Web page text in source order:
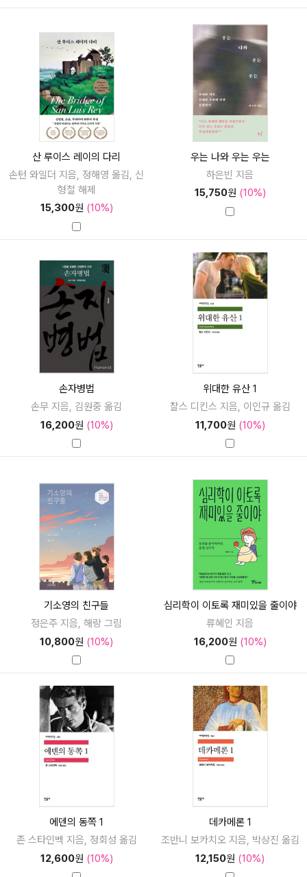
산 루이스 레이의 다리
손턴 와일더 지음, 정해영 옮김, 신
형철 해제
15,300원 (10%)
우는 나와 우는 우는
하은빈 지음
15,750원 (10%)
손자병법
손무 지음, 김원중 옮김
16,200원 (10%)
위대한 유산 1
찰스 디킨스 지음, 이인규 옮김
11,700원 (10%)
기소영의 친구들
정은주 지음, 해랑 그림
10,800원 (10%)
심리학이 이토록 재미있을 줄이야
류혜인 지음
16,200원 (10%)
에덴의 동쪽 1
존 스타인벡 지음, 정회성 옮김
12,600원 (10%)
데카메론 1
조반니 보카치오 지음, 박상진 옮김
12,150원 (10%)